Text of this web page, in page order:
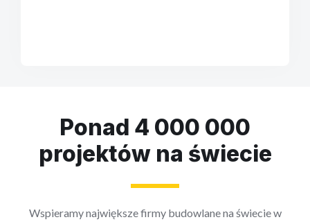
Ponad 4 000 000
projektów na świecie
Wspieramy największe firmy budowlane na świecie w